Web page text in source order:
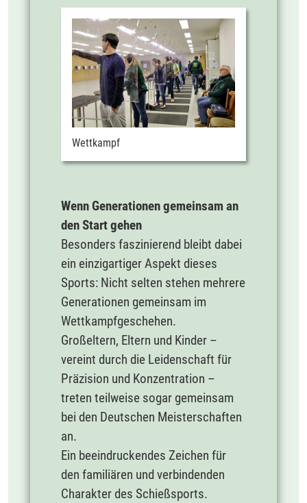
Wettkampf
Wenn Generationen gemeinsam an
den Start gehen
Besonders faszinierend bleibt dabei
ein einzigartiger Aspekt dieses
Sports: Nicht selten stehen mehrere
Generationen gemeinsam im
Wettkampfgeschehen.
Großeltern, Eltern und Kinder –
vereint durch die Leidenschaft für
Präzision und Konzentration –
treten teilweise sogar gemeinsam
bei den Deutschen Meisterschaften
an.
Ein beeindruckendes Zeichen für
den familiären und verbindenden
Charakter des Schießsports.